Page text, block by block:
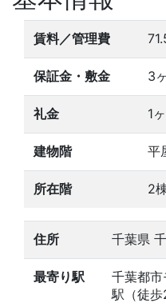
賃料／管理費
保証金・敷金 3
礼金 1
建物階 平
所在階 2
住所 千葉県
最寄り駅
千葉都
駅（徒歩